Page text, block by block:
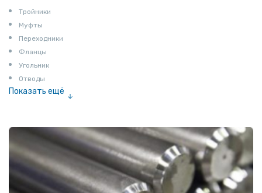
Тройники
Муфты
Переходники
Фланцы
Угольник
Отводы
Показать ещё
Соединение «американка»
Штуцеры
Сгоны
Удлинители для труб
Крестовины